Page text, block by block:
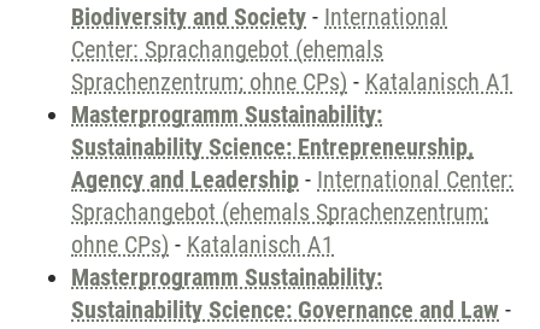
Biodiversity and Society - International
Center: Sprachangebot (ehemals
Sprachenzentrum; ohne CPs) - Katalanisch A1
Masterprogramm Sustainability:
Sustainability Science: Entrepreneurship,
Agency and Leadership - International Center:
Sprachangebot (ehemals Sprachenzentrum;
ohne CPs) - Katalanisch A1
Masterprogramm Sustainability:
Sustainability Science: Governance and Law -